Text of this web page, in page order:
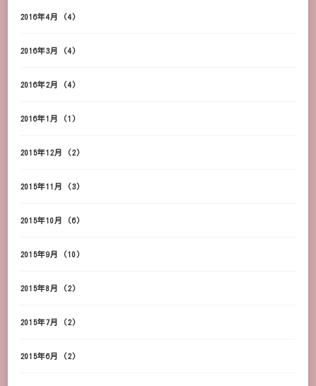
2016年4月 (4)
2016年3月 (4)
2016年2月 (4)
2016年1月 (1)
2015年12月 (2)
2015年11月 (3)
2015年10月 (6)
2015年9月 (10)
2015年8月 (2)
2015年7月 (2)
2015年6月 (2)